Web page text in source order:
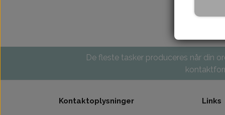
De fleste tasker produceres når din
Kontaktoplysninger
Links